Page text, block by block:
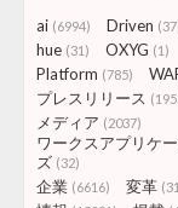
ai (6994) Driven
hue (31) OXYG (1)
Platform (785)
プレスリリース
メディア (2037)
ワークスアプリケ
ズ (32)
企業 (6616) 変革